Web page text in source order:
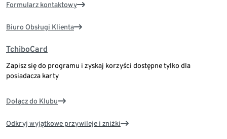
Formularz kontaktowy
Biuro Obsługi Klienta
TchiboCard
Zapisz się do programu i zyskaj korzyści dostępne tylko dla
posiadacza karty
Dołącz do Klubu
Odkryj wyjątkowe przywileje i zniżki